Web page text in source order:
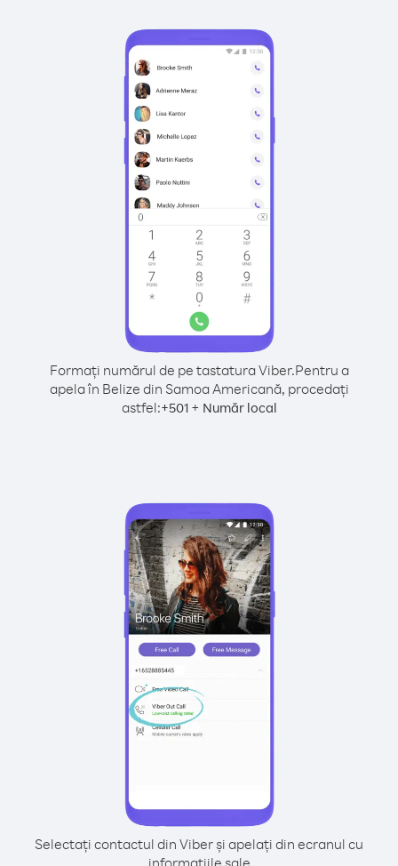
Formați numărul de pe tastatura Viber.Pentru a
apela în Belize din Samoa Americană, procedați
astfel:+501+ Număr local
Selectați contactul din Viber și apelați din ecranul cu
informațiile sale